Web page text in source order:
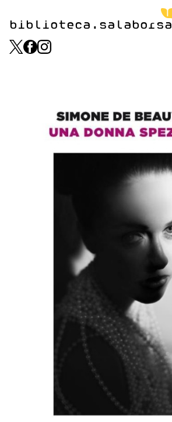
biblioteca.salaborsa